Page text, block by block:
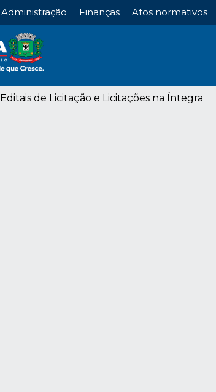
Administração Finanças Atos normativos
Editais de Licitação e Licitações na Íntegra